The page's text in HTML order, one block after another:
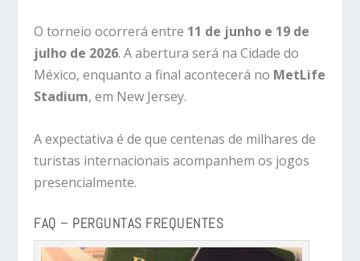
O torneio ocorrerá entre 11 de junho e 19 de
julho de 2026. A abertura será na Cidade do
México, enquanto a final acontecerá no MetLife
Stadium, em New Jersey.
A expectativa é de que centenas de milhares de
turistas internacionais acompanhem os jogos
presencialmente.
FAQ – PERGUNTAS FREQUENTES